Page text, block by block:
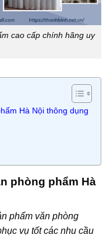
cao cấp chính hãng uy
Hà Nội thông dụng
phòng phẩm Hà
phẩm văn phòng
vụ tốt các nhu cầu